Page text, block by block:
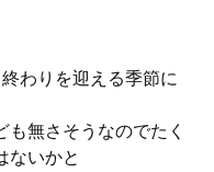
わりを迎える季節に
無さそうなのでたく
ないかと